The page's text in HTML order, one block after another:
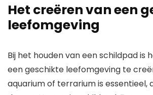
Het creëren van een
leefomgeving
Bij het houden van een schildpad is
een geschikte leefomgeving te
aquarium of terrarium is essentieel,